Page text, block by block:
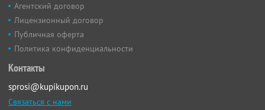
Агентский договор
Лицензионный договор
Публичная оферта
Политика конфиденциальности
Контакты
sprosi@kupikupon.ru
Связаться с нами